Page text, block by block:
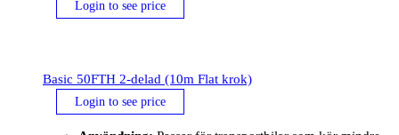
Login to see price
Basic 50FTH 2-delad (10m Flat krok)
Login to see price